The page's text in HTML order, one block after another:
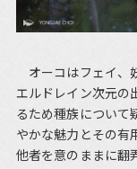
オーコはフェイ、
エルドレイン次元の
るため種族について
やかな魅力とその有
他者を意のままに翻